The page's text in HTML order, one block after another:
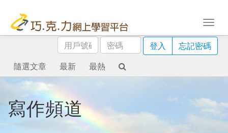
用
戶
號
碼
密
碼
登入
忘記密碼
隨選文章
最新 最熱
寫作頻道